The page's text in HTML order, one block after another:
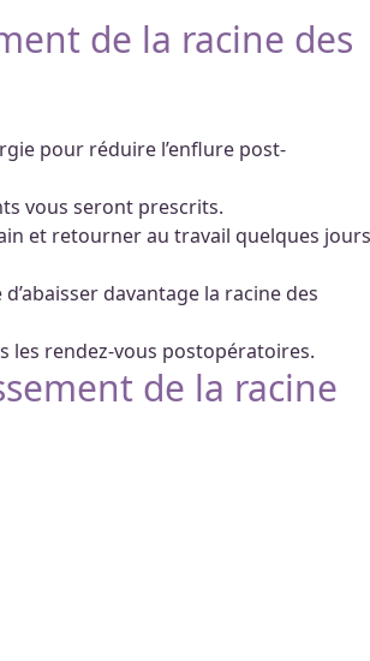
de la racine des
pour réduire l’enflure post-
vous seront prescrits.
et retourner au travail quelques jours
davantage la racine des
les rendez-vous postopératoires.
de la racine